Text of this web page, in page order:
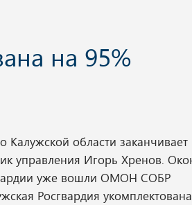
на 95%
области
управления Игорь Хренов.
уже вошли ОМОН СОБР
Росгвардия